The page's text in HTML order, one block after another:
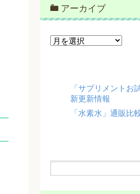
アーカイブ
ア
「サプリメントお
新更新情報
「水素水」通販比